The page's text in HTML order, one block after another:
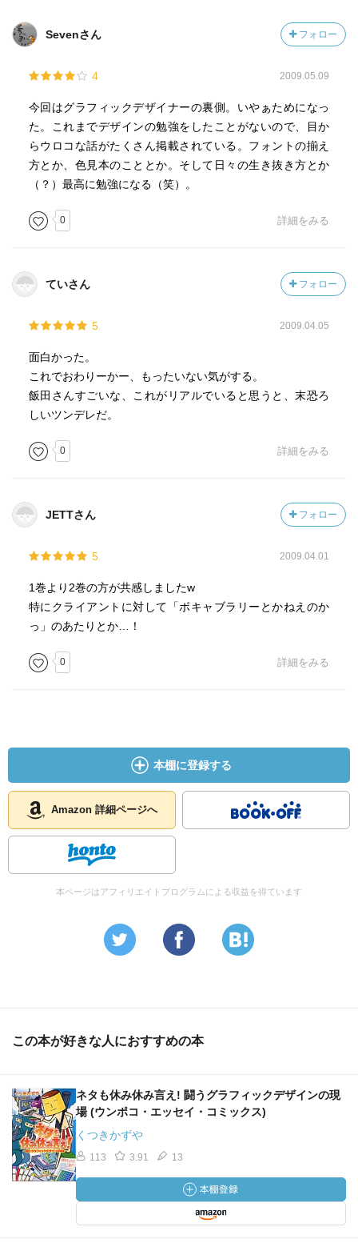
Sevenさん フォロー
4 2009.05.09
今回はグラフィックデザイナーの裏側。いやぁためになっ
た。これまでデザインの勉強をしたことがないので、目か
らウロコな話がたくさん掲載されている。フォントの揃え
方とか、色見本のこととか。そして日々の生き抜き方とか
（？）最高に勉強になる（笑）。
0 詳細をみる
ていさん フォロー
5 2009.04.05
面白かった。
これでおわりーかー、もったいない気がする。
飯田さんすごいな、これがリアルでいると思うと、末恐ろ
しいツンデレだ。
0 詳細をみる
JETTさん フォロー
5 2009.04.01
1巻より2巻の方が共感しましたw
特にクライアントに対して「ボキャブラリーとかねえのか
っ」のあたりとか…！
0 詳細をみる
本棚に登録する
Amazon 詳細ページへ
本ページはアフィリエイトプログラムによる収益を得ています
この本が好きな人におすすめの本
ネタも休み休み言え! 闘うグラフィックデザインの現
場 (ウンポコ・エッセイ・コミックス)
くつきかずや
113 3.91 13